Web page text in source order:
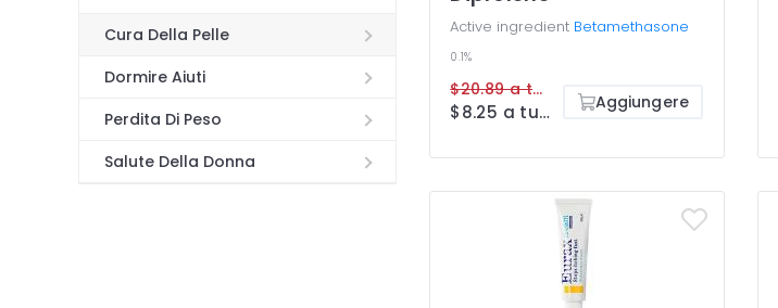
Cura Della Pelle
Dormire Aiuti
Perdita Di Peso
Salute Della Donna
Active ingredient Betamethasone
0.1%
$20.89 a tube
$8.25 a tube Aggiungere